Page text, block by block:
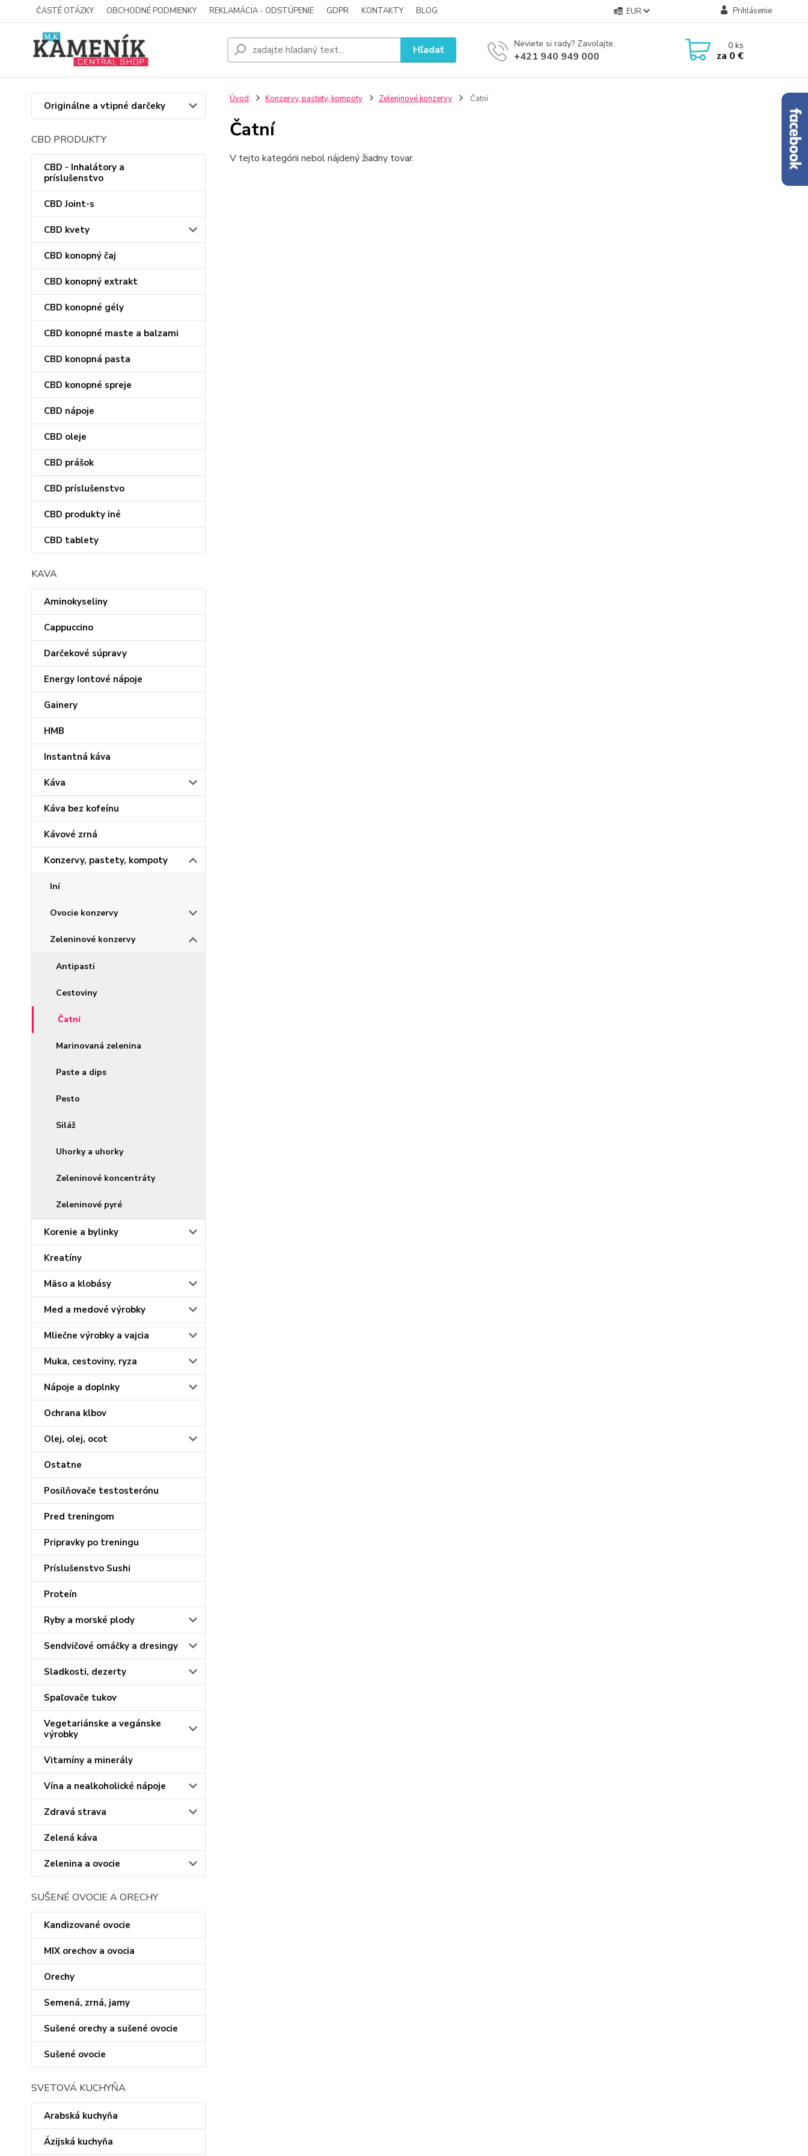
ČASTÉ OTÁZKY OBCHODNÉ PODMIENKY REKLAMÁCIA - ODSTÚPENIE GDPR KONTAKTY BLOG EUR Prihlásenie
Hľadať Neviete si rady? Zavolajte.
+421 940 949 000
0ks
za 0 €
Originálne a vtipné darčeky
CBD PRODUKTY
CBD - Inhalátory a
príslušenstvo
CBD Joint-s
CBD kvety
CBD konopný čaj
CBD konopný extrakt
CBD konopné gély
CBD konopné maste a balzami
CBD konopná pasta
CBD konopné spreje
CBD nápoje
CBD oleje
CBD prášok
CBD príslušenstvo
CBD produkty iné
CBD tablety
KAVA
Aminokyseliny
Cappuccino
Darčekové súpravy
Energy Iontové nápoje
Gainery
HMB
Instantná káva
Káva
Káva bez kofeínu
Kávové zrná
Konzervy, pastety, kompoty
Iní
Ovocie konzervy
Zeleninové konzervy
Antipasti
Cestoviny
Čatní
Marinovaná zelenina
Paste a dips
Pesto
Siláž
Uhorky a uhorky
Zeleninové koncentráty
Zeleninové pyré
Korenie a bylinky
Kreatíny
Mäso a klobásy
Med a medové výrobky
Mliečne výrobky a vajcia
Muka, cestoviny, ryza
Nápoje a doplnky
Ochrana klbov
Olej, olej, ocot
Ostatne
Posilňovače testosterónu
Pred treningom
Pripravky po treningu
Príslušenstvo Sushi
Proteín
Ryby a morské plody
Sendvičové omáčky a dresingy
Sladkosti, dezerty
Spaľovače tukov
Vegetariánske a vegánske
výrobky
Vitamíny a minerály
Vína a nealkoholické nápoje
Zdravá strava
Zelená káva
Zelenina a ovocie
SUŠENÉ OVOCIE A ORECHY
Kandizované ovocie
MIX orechov a ovocia
Orechy
Semená, zrná, jamy
Sušené orechy a sušené ovocie
Sušené ovocie
SVETOVÁ KUCHYŇA
Arabská kuchyňa
Ázijská kuchyňa
Úvod Konzervy, pastety, kompoty Zeleninové konzervy Čatní
Čatní
V tejto kategórii nebol nájdený žiadny tovar.